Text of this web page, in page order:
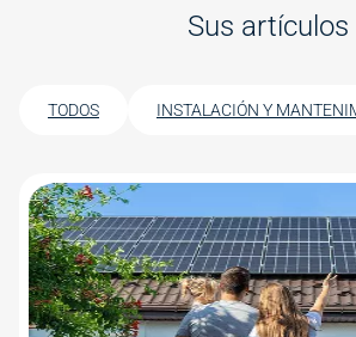
Sus artículos
TODOS INSTALACIÓN Y
Image